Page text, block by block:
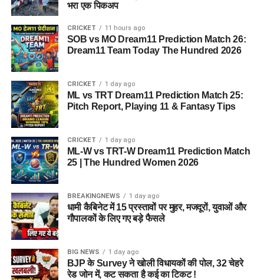
भरा एक पिकअप
CRICKET 11 hours ago
SOB vs MO Dream11 Prediction Match 26:
Dream11 Team Today The Hundred 2026
CRICKET 1 day ago
ML vs TRT Dream11 Prediction Match 25:
Pitch Report, Playing 11 & Fantasy Tips
CRICKET 1 day ago
ML-W vs TRT-W Dream11 Prediction Match
25 | The Hundred Women 2026
BREAKINGNEWS 1 day ago
धामी कैबिनेट में 15 प्रस्तावों पर मुहर, मजदूरों, युवाओं और
गौपालकों के लिए गए बड़े फैसले
BIG NEWS 1 day ago
BJP के Survey ने खोली विधायकों की पोल, 32 चेहरे
रेड जोन में, कट सकता है कई का टिकट !